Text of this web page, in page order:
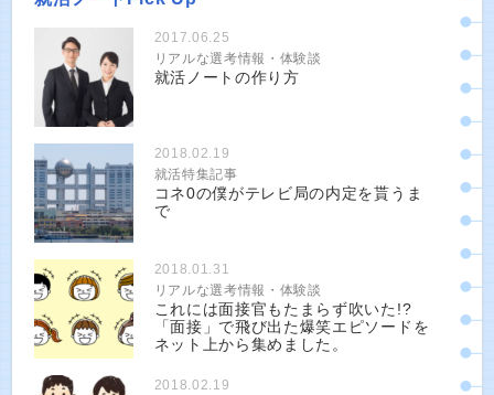
2017.06.25
リアルな選考情報・体験談
就活ノートの作り方
2018.02.19
就活特集記事
コネ0の僕がテレビ局の内定を貰うま
で
2018.01.31
リアルな選考情報・体験談
これには面接官もたまらず吹いた!?
「面接」で飛び出た爆笑エピソードを
ネット上から集めました。
2018.02.19